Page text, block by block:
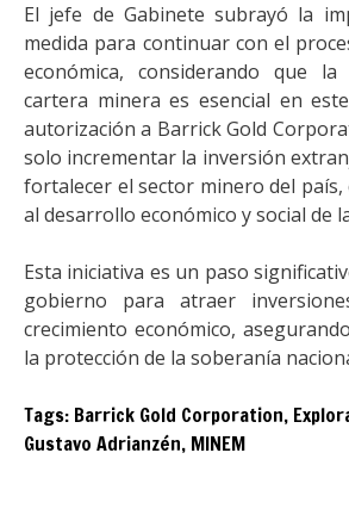
El jefe de Gabinete subrayó la
medida para continuar con el
económica, considerando que
cartera minera es esencial en
autorización a Barrick Gold
solo incrementar la inversión
fortalecer el sector minero del
al desarrollo económico y social de
Esta iniciativa es un paso
gobierno para atraer
crecimiento económico,
la protección de la soberanía
Tags: Barrick Gold Corporation,
Gustavo Adrianzén, MINEM